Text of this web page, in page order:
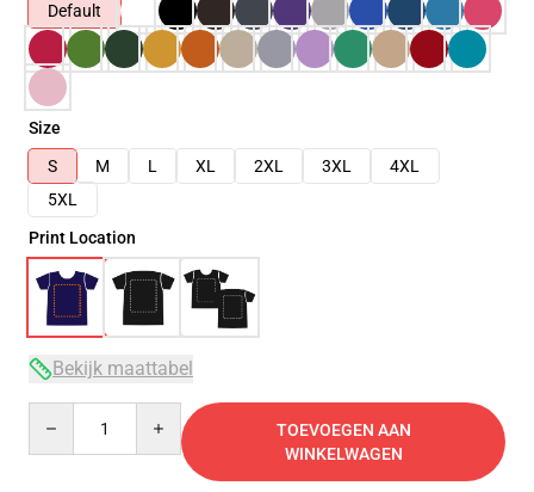
Default
Size
S
M L XL 2XL 3XL
4XL
5XL
Print Location
Bekijk maattabel
TOEVOEGEN AAN
WINKELWAGEN